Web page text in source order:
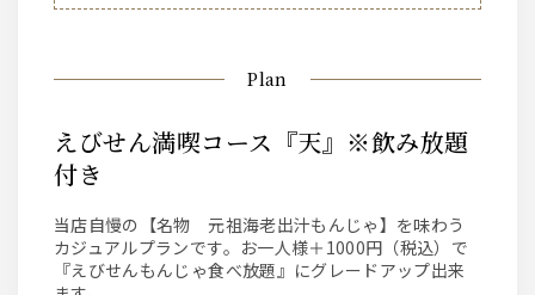
Plan
えびせん満喫コース『天』※飲み放題
付き
当店自慢の【名物 元祖海老出汁もんじゃ】を味わう
カジュアルプランです。お一人様＋1000円（税込）で
『えびせんもんじゃ食べ放題』にグレードアップ出来